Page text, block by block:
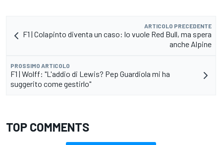
ARTICOLO PRECEDENTE
F1 | Colapinto diventa un caso: lo vuole Red Bull, ma spera
anche Alpine
PROSSIMO ARTICOLO
F1 | Wolff: "L'addio di Lewis? Pep Guardiola mi ha
suggerito come gestirlo"
TOP COMMENTS